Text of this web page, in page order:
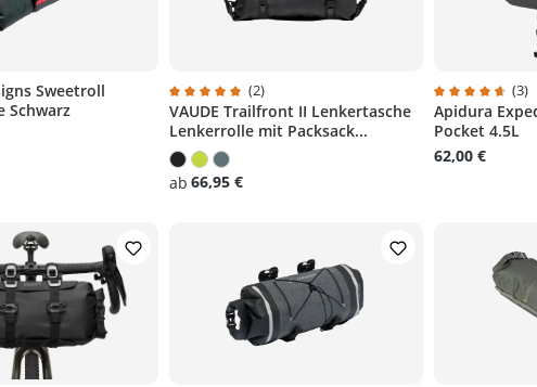
Sweetroll
Schwarz
Durchschnittliche Bewertung von 5 von 5 Sternen
(2)
VAUDE Trailfront II Lenkertasche
Lenkerrolle mit Packsack...
ab 66,95 €
(3)
Apidura
Pocket 4.5L
62,00 €